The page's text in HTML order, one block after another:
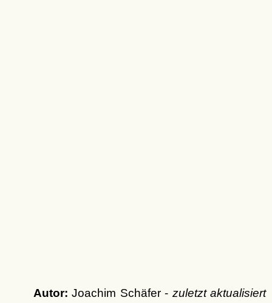
Autor: Joachim Schäfer - zuletzt aktualisiert